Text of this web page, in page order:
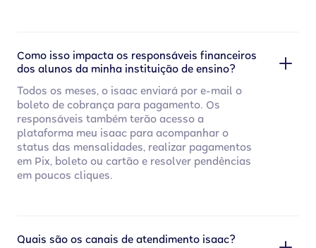
Como isso impacta os responsáveis financeiros
dos alunos da minha instituição de ensino?
Todos os meses, o isaac enviará por e-mail o
boleto de cobrança para pagamento. Os
responsáveis também terão acesso a
plataforma meu isaac para acompanhar o
status das mensalidades, realizar pagamentos
em Pix, boleto ou cartão e resolver pendências
em poucos cliques.
Quais são os canais de atendimento isaac?